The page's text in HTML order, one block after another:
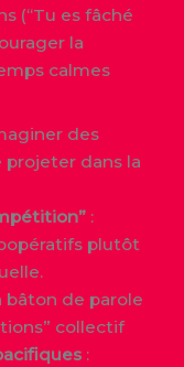
(“Tu es fâché
la
calmes
des
dans la
:
plutôt
de parole
collectif
: